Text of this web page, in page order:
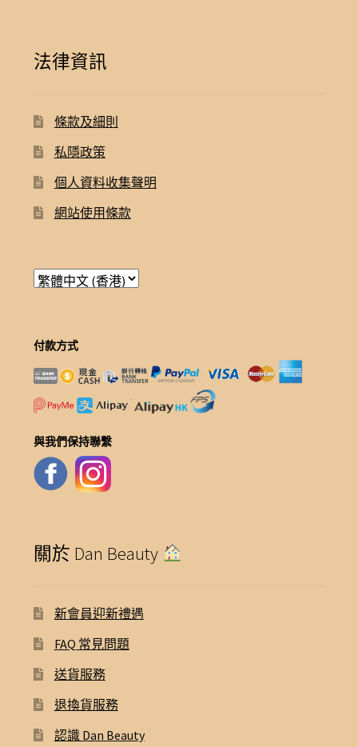
法律資訊
條款及細則
私隱政策
個人資料收集聲明
網站使用條款
付款方式
與我們保持聯繫
關於 Dan Beauty
新會員迎新禮遇
FAQ 常見問題
送貨服務
退換貨服務
認識 Dan Beauty